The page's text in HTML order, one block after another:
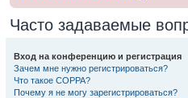
Часто задаваемые
Вход на конференцию и регистрация
Зачем мне нужно регистрироваться?
Что такое COPPA?
Почему я не могу зарегистрироваться?